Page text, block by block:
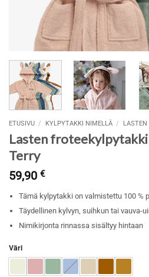
ETUSIVU / KYLPYTAKKI NIMELLÄ /
Lasten froteekylpytakki
Terry
59,90 €
Tämä kylpytakki on valmistettu 100 %
Täydellinen kylvyn, suihkun tai vauva-
Nimikirjonta rinnassa sisältyy hintaan
Väri